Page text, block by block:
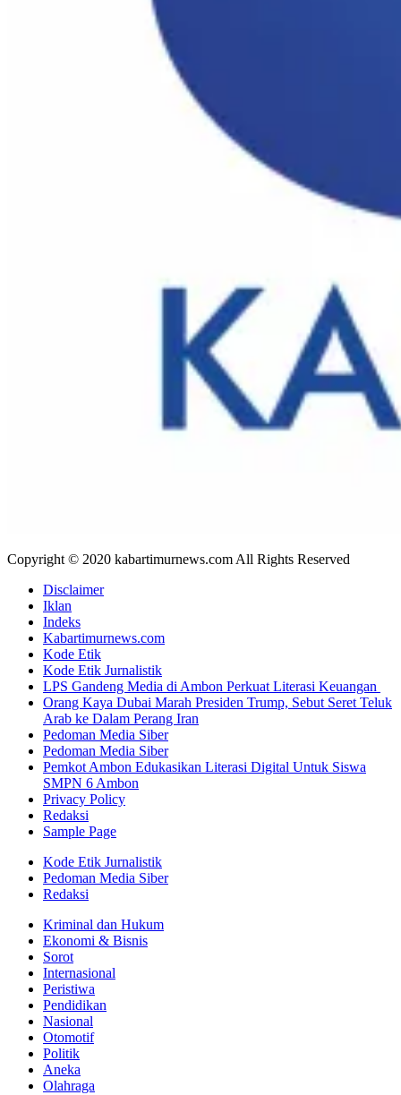
Copyright © 2020 kabartimurnews.com All Rights Reserved
Disclaimer
Iklan
Indeks
Kabartimurnews.com
Kode Etik
Kode Etik Jurnalistik
LPS Gandeng Media di Ambon Perkuat Literasi Keuangan
Orang Kaya Dubai Marah Presiden Trump, Sebut Seret Teluk
Arab ke Dalam Perang Iran
Pedoman Media Siber
Pedoman Media Siber
Pemkot Ambon Edukasikan Literasi Digital Untuk Siswa
SMPN 6 Ambon
Privacy Policy
Redaksi
Sample Page
Kode Etik Jurnalistik
Pedoman Media Siber
Redaksi
Kriminal dan Hukum
Ekonomi & Bisnis
Sorot
Internasional
Peristiwa
Pendidikan
Nasional
Otomotif
Politik
Aneka
Olahraga